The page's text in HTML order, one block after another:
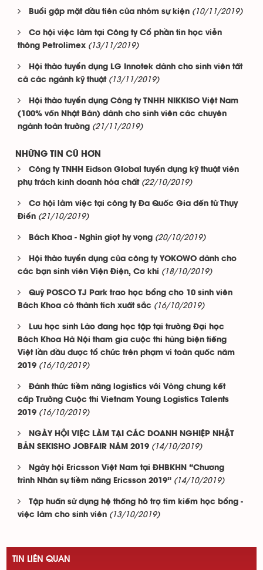
Buổi gặp mặt đầu tiên của nhóm sự kiện (10/11/2019)
Cơ hội việc làm tại Công ty Cổ phần tin học viễn
thông Petrolimex (13/11/2019)
Hội thảo tuyển dụng LG Innotek dành cho sinh viên tất
cả các ngành kỹ thuật (13/11/2019)
Hội thảo tuyển dụng Công ty TNHH NIKKISO Việt Nam
(100% vốn Nhật Bản) dành cho sinh viên các chuyên
ngành toàn trường (21/11/2019)
NHỮNG TIN CŨ HƠN
Công ty TNHH Eidson Global tuyển dụng kỹ thuật viên
phụ trách kinh doanh hóa chất (22/10/2019)
Cơ hội làm việc tại công ty Đa Quốc Gia đến từ Thụy
Điển (21/10/2019)
Bách Khoa - Nghìn giọt hy vọng (20/10/2019)
Hội thảo tuyển dụng của công ty YOKOWO dành cho
các bạn sinh viên Viện Điện, Cơ khí (18/10/2019)
Quỹ POSCO TJ Park trao học bổng cho 10 sinh viên
Bách Khoa có thành tích xuất sắc (16/10/2019)
Lưu học sinh Lào đang học tập tại trường Đại học
Bách Khoa Hà Nội tham gia cuộc thi hùng biện tiếng
Việt lần đầu được tổ chức trên phạm vi toàn quốc năm
2019 (16/10/2019)
Đánh thức tiềm năng logistics với Vòng chung kết
cấp Trường Cuộc thi Vietnam Young Logistics Talents
2019 (16/10/2019)
NGÀY HỘI VIỆC LÀM TẠI CÁC DOANH NGHIỆP NHẬT
BẢN SEKISHO JOBFAIR NĂM 2019 (14/10/2019)
Ngày hội Ericsson Việt Nam tại ĐHBKHN “Chương
trình Nhân sự tiềm năng Ericsson 2019” (14/10/2019)
Tập huấn sử dụng hệ thống hỗ trợ tìm kiếm học bổng -
việc làm cho sinh viên (13/10/2019)
TIN LIÊN QUAN